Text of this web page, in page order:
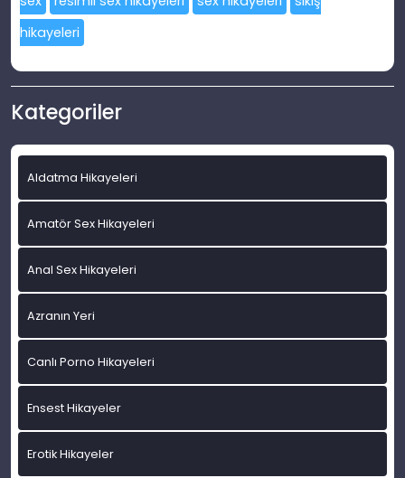
hikayeleri
Kategoriler
Aldatma Hikayeleri
Amatör Sex Hikayeleri
Anal Sex Hikayeleri
Azranın Yeri
Canlı Porno Hikayeleri
Ensest Hikayeler
Erotik Hikayeler